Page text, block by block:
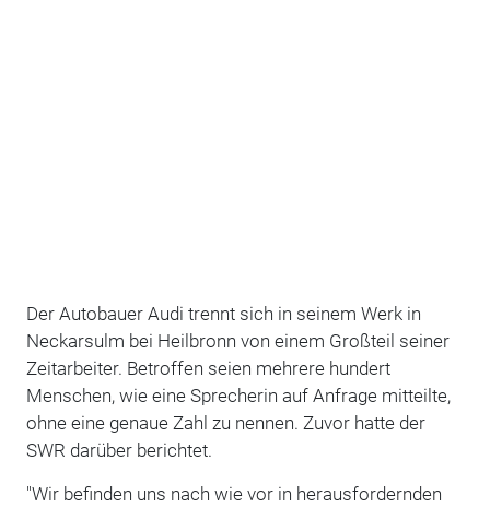
Der Autobauer Audi trennt sich in seinem Werk in
Neckarsulm bei Heilbronn von einem Großteil seiner
Zeitarbeiter. Betroffen seien mehrere hundert
Menschen, wie eine Sprecherin auf Anfrage mitteilte,
ohne eine genaue Zahl zu nennen. Zuvor hatte der
SWR darüber berichtet.
"Wir befinden uns nach wie vor in herausfordernden